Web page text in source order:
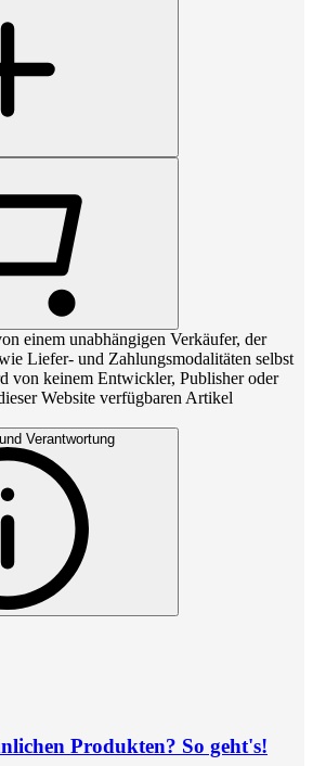
einem unabhängigen Verkäufer, der
Liefer- und Zahlungsmodalitäten selbst
von keinem Entwickler, Publisher oder
Website verfügbaren Artikel
Verantwortung
Produkten? So geht's!